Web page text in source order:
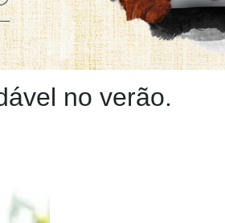
no verão.